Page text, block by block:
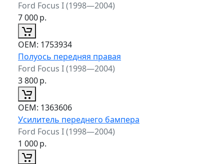
Ford Focus I (1998—2004)
7 000р.
ОЕМ: 1753934
Полуось передняя правая
Ford Focus I (1998—2004)
3 800р.
ОЕМ: 1363606
Усилитель переднего бампера
Ford Focus I (1998—2004)
1 000р.